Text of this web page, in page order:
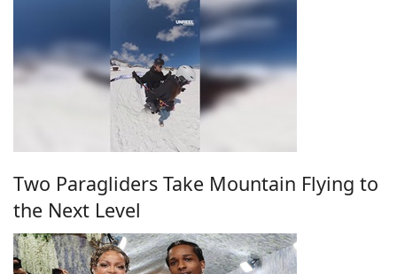
Two Paragliders Take Mountain Flying to
the Next Level